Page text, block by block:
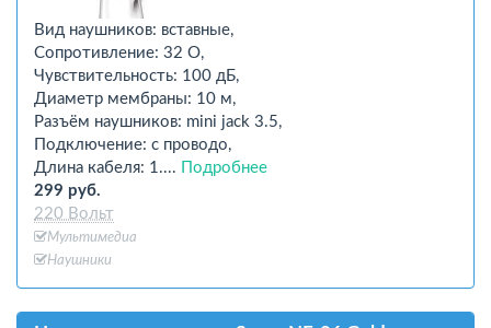
Вид наушников: вставные,
Сопротивление: 32 О,
Чувствительность: 100 дБ,
Диаметр мембраны: 10 м,
Разъём наушников: mini jack 3.5,
Подключение: с проводо,
Длина кабеля: 1....
Подробнее
299 руб.
220 Вольт
Мультимедиа
Наушники